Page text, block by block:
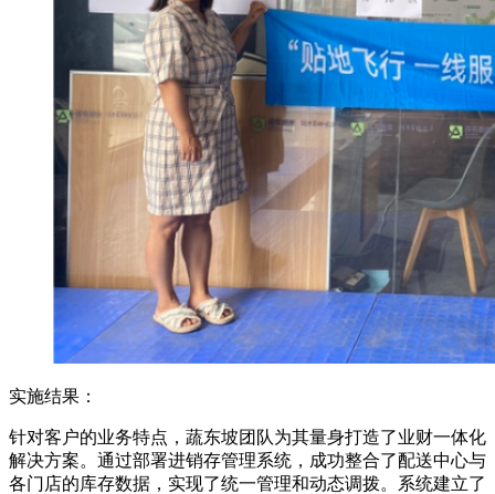
实施结果：
针对客户的业务特点，蔬东坡团队为其量身打造了业财一体化
解决方案。通过部署进销存管理系统，成功整合了配送中心与
各门店的库存数据，实现了统一管理和动态调拨。系统建立了